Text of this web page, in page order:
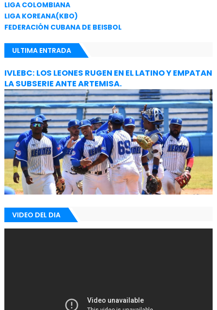
LIGA COLOMBIANA
LIGA KOREANA(KBO)
FEDERACIÓN CUBANA DE BEISBOL
ULTIMA ENTRADA
IVLEBC: LOS LEONES RUGEN EN EL LATINO Y EMPATAN
LA SUBSERIE ANTE ARTEMISA.
VIDEO DEL DIA